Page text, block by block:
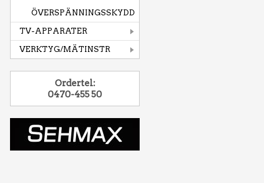
ÖVERSPÄNNINGSSKYDD
TV-APPARATER
VERKTYG/MÄTINSTR
Ordertel:
0470-455 50